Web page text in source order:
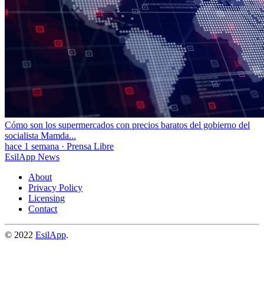
Cómo son los supermercados con precios baratos del gobierno del
socialista Mamda...
hace 1 semana · Prensa Libre
EsilApp News
About
Privacy Policy
Licensing
Contact
© 2022 EsilApp.